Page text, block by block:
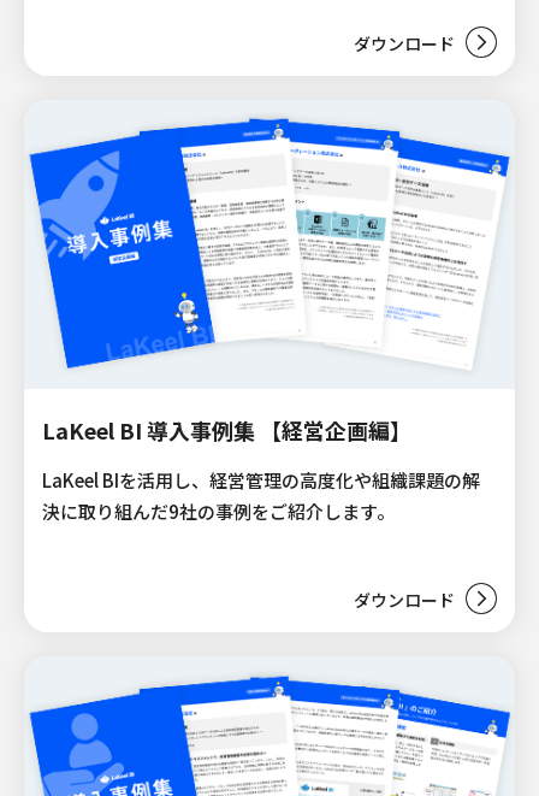
ダウンロード
LaKeel BI 導入事例集 【経営企画編】
LaKeel BIを活用し、経営管理の高度化や組織課題の解
決に取り組んだ9社の事例をご紹介します。
ダウンロード